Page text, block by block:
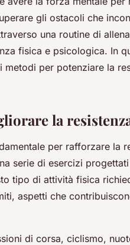
gli ostacoli che
una routine di
fisica e psicologica. In
per potenziare la
la
per rafforzare la
serie di esercizi
tipo di attività fisica
aspetti che
di corsa, ciclismo,